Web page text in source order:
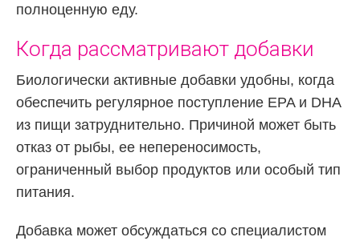
полноценную еду.
Когда рассматривают добавки
Биологически активные добавки удобны, когда
обеспечить регулярное поступление EPA и DHA
из пищи затруднительно. Причиной может быть
отказ от рыбы, ее непереносимость,
ограниченный выбор продуктов или особый тип
питания.
Добавка может обсуждаться со специалистом